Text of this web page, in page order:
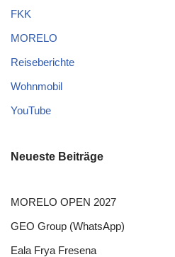
FKK
MORELO
Reiseberichte
Wohnmobil
YouTube
Neueste Beiträge
MORELO OPEN 2027
GEO Group (WhatsApp)
Eala Frya Fresena